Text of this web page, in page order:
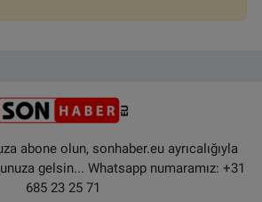
abone olun, sonhaber.eu ayrıcalığıyla
gelsin... Whatsapp numaramız: +31
685 23 25 71